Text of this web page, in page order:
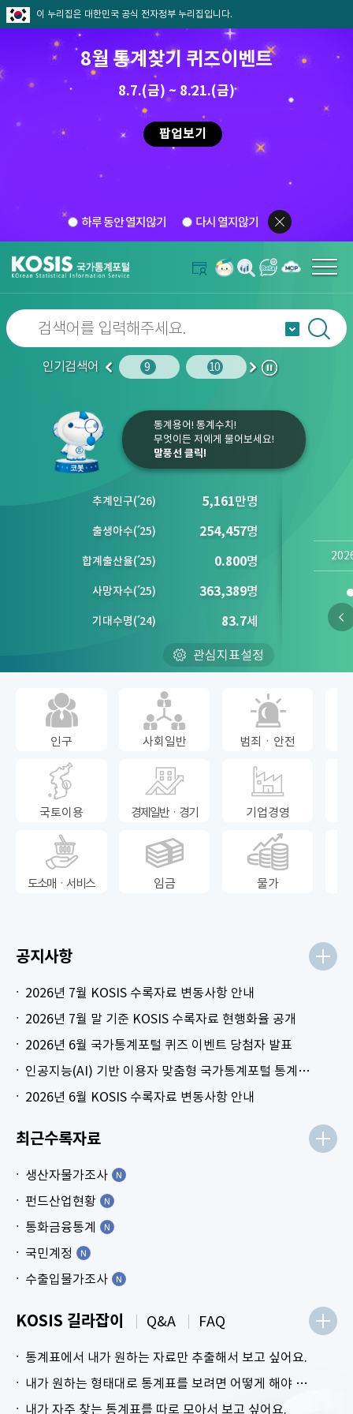
이 누리집은 대한민국 공식 전자정부 누리집입니다.
8월 통계찾기 퀴즈이벤트
8.7.(금) ~ 8.21.(금)
팝업보기
하루 동안 열지않기 다시 열지않기
인기검색어
이
10 임금 9 10 1
다
정
통계용어! 통계수치!
무엇이든 저에게 물어보세요!
말풍선 클릭!
추계인구(´26) 5,161만명
출생아수(´25) 254,457명
합계출산율(´25) 0.800명
사망자수(´25) 363,389명
기대수명(´24) 83.7세
관심지표설정
인구 사회일반 범죄ㆍ안전
국토이용 경제일반ㆍ경기 기업경영
도소매ㆍ서비스 임금 물가
공지사항
2026년 7월 KOSIS 수록자료 변동사항 안내
2026년 7월 말 기준 KOSIS 수록자료 현행화율 공개
2026년 6월 국가통계포털 퀴즈 이벤트 당첨자 발표
인공지능(AI) 기반 이용자 맞춤형 국가통계포털 통계표 생성 시범 서비스 안내
2026년 6월 KOSIS 수록자료 변동사항 안내
최근수록자료
생산자물가조사
펀드산업현황
통화금융통계
국민계정
수출입물가조사
KOSIS 길라잡이
통계표에서 내가 원하는 자료만 추출해서 보고 싶어요.
내가 원하는 형태대로 통계표를 보려면 어떻게 해야 하나요?
내가 자주 찾는 통계표를 따로 모아서 보고 싶어요.
Q&A FAQ